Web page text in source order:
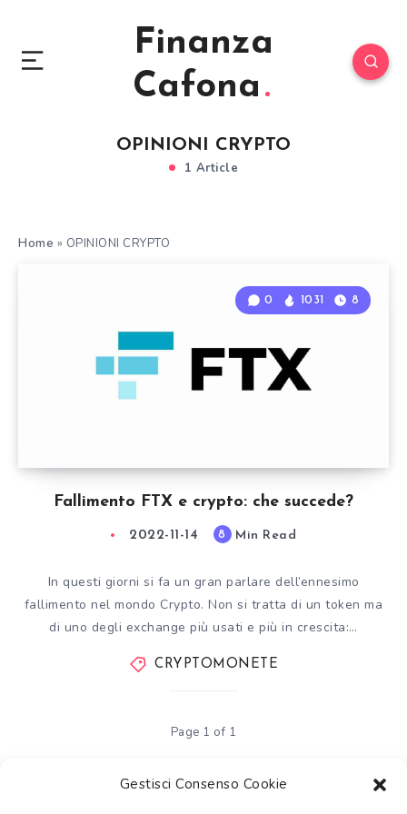
Gestisci Consenso Cookie
Finanza
Cafona
OPINIONI CRYPTO
1 Article
Home » OPINIONI CRYPTO
Fallimento FTX e crypto: che succede?
0 1031 8
2022-11-14 8 Min Read
In questi giorni si fa un gran parlare dell’ennesimo
fallimento nel mondo Crypto. Non si tratta di un token ma
di uno degli exchange più usati e più in crescita:…
CRYPTOMONETE
Page 1 of 1